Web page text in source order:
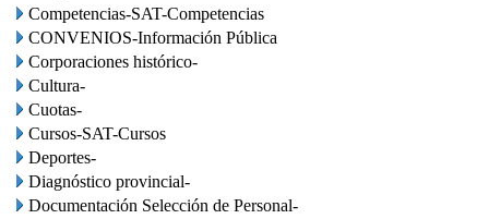
Competencias-SAT-Competencias
CONVENIOS-Información Pública
Corporaciones histórico-
Cultura-
Cuotas-
Cursos-SAT-Cursos
Deportes-
Diagnóstico provincial-
Documentación Selección de Personal-